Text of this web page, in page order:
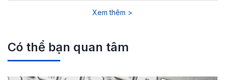
Xem thêm >
Có thể bạn quan tâm